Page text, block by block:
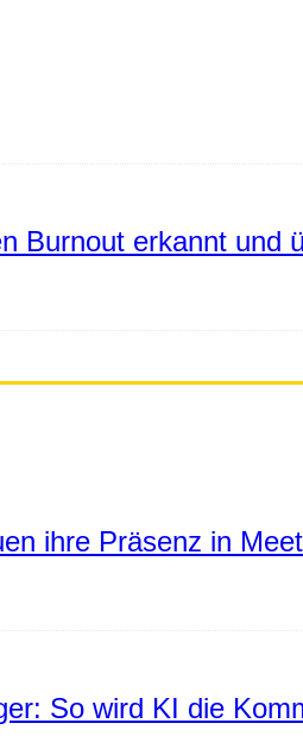
Burnout erkannt und
ihre Präsenz in
So wird KI die